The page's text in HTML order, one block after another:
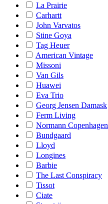
La Prairie
Carhartt
John Varvatos
Stine Goya
Tag Heuer
American Vintage
Missoni
Van Gils
Huawei
Eva Trio
Georg Jensen Damask
Ferm Living
Normann Copenhagen
Bundgaard
Lloyd
Longines
Barbie
The Last Conspiracy
Tissot
Ciate